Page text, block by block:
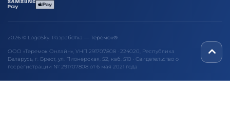
2026 © LogoSky. Разработка — Теремок®
ООО «Теремок Онлайн», УНП 291707808 · 224020, Республика
Беларусь, г. Брест, ул. Пионерская, 52, каб. 510 · Свидетельство о
госрегистрации № 291707808 от 6 мая 2021 года